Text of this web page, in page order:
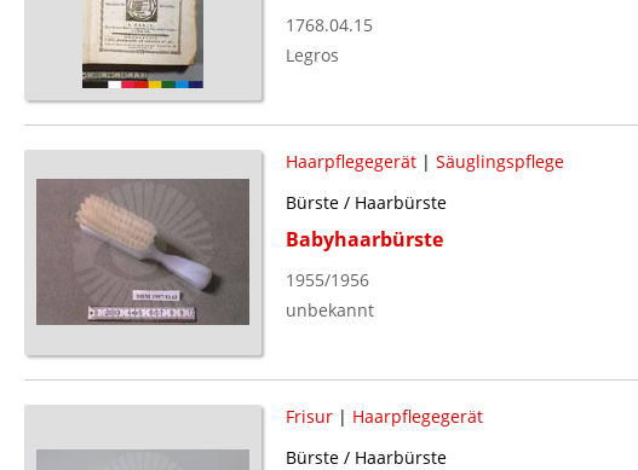
1768.04.15
Legros
Haarpflegegerät| Säuglingspflege
Bürste / Haarbürste
Babyhaarbürste
1955/1956
unbekannt
Frisur| Haarpflegegerät
Bürste / Haarbürste